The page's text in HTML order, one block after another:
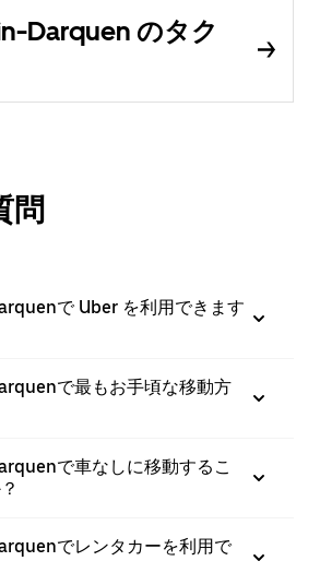
Darquen のタク
問
で Uber を利用できます
で最もお手頃な移動方
で車なしに移動するこ
でレンタカーを利用で